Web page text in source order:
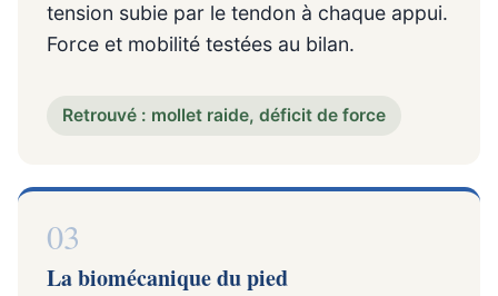
tension subie par le tendon à chaque appui.
Force et mobilité testées au bilan.
Retrouvé : mollet raide, déficit de force
03
La biomécanique du pied